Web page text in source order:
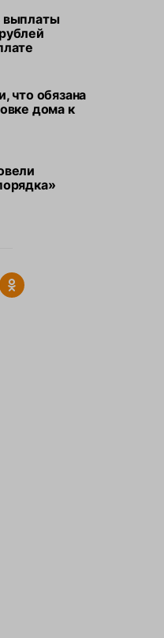
выплаты
что обязана
дома к